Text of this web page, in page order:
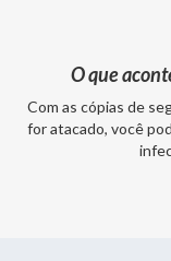
O que
Com as cópias de
for atacado, você